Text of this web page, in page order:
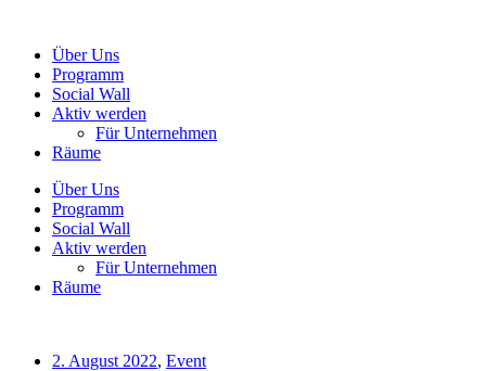
wechselnÜber Uns
Programm
Social Wall
Aktiv werden
Für Unternehmen
Räume
Über Uns
Programm
Social Wall
Aktiv werden
Für Unternehmen
Räume
2. August 2022, Event